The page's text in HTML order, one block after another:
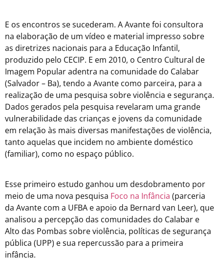
E os encontros se sucederam. A Avante foi consultora
na elaboração de um vídeo e material impresso sobre
as diretrizes nacionais para a Educação Infantil,
produzido pelo CECIP. E em 2010, o Centro Cultural de
Imagem Popular adentra na comunidade do Calabar
(Salvador – Ba), tendo a Avante como parceira, para a
realização de uma pesquisa sobre violência e segurança.
Dados gerados pela pesquisa revelaram uma grande
vulnerabilidade das crianças e jovens da comunidade
em relação às mais diversas manifestações de violência,
tanto aquelas que incidem no ambiente doméstico
(familiar), como no espaço público.
Esse primeiro estudo ganhou um desdobramento por
meio de uma nova pesquisa Foco na Infância (parceria
da Avante com a UFBA e apoio da Bernard van Leer), que
analisou a percepção das comunidades do Calabar e
Alto das Pombas sobre violência, políticas de segurança
pública (UPP) e sua repercussão para a primeira
infância.